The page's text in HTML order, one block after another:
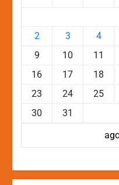
2
3 4
9
10 11
16
17 18
23
24 25
30
31